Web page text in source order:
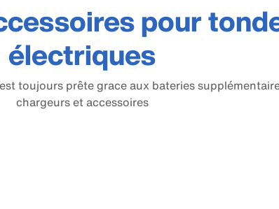
pour
électriques
toujours prête grace aux bateries
chargeurs et accessoires